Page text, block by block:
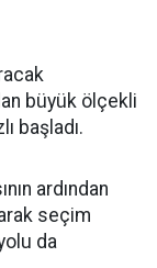
büyük ölçekli
başladı.
ardından
seçim
da